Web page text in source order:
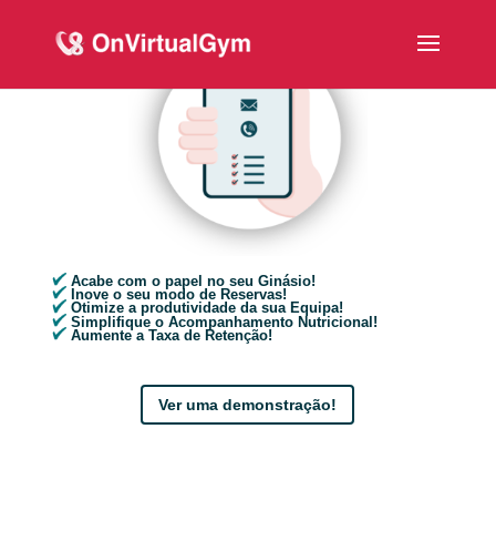
Acabe com o papel no seu Ginásio!
Inove o seu modo de Reservas!
Otimize a produtividade da sua Equipa!
Simplifique o Acompanhamento Nutricional!
Aumente a Taxa de Retenção!
Ver uma demonstração!